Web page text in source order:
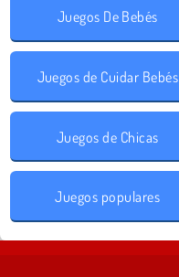
Juegos De Bebés
Juegos de Cuidar Bebés
Juegos de Chicas
Juegos populares